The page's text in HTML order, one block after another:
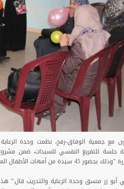
مع جمعية الوفاق-رفح، نظمت وحدة
جلسة للتفريغ النفسي للسيدات، ضمن
سيدة من أمهات الأطفال المكفولين في قسم الكفالات.
أبو زر منسق وحدة الرعاية والتدريب